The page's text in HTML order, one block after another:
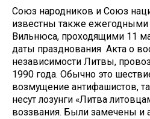
Союз народников и Союз
известны также
Вильнюса, проходящими 11
даты празднования Акта о
независимости Литвы,
1990 года. Обычно это
возмущение антифашистов,
несут лозунги «Литва
воззвания. Были замечены и